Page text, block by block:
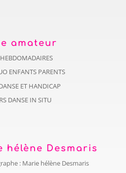
amateur
ENFANTS PARENTS
ET HANDICAP
DANSE IN SITU
hélène Desmaris
: Marie hélène Desmaris